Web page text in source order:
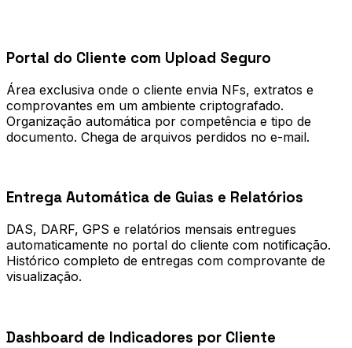
Portal do Cliente com Upload Seguro
Área exclusiva onde o cliente envia NFs, extratos e
comprovantes em um ambiente criptografado.
Organização automática por competência e tipo de
documento. Chega de arquivos perdidos no e-mail.
Entrega Automática de Guias e Relatórios
DAS, DARF, GPS e relatórios mensais entregues
automaticamente no portal do cliente com notificação.
Histórico completo de entregas com comprovante de
visualização.
Dashboard de Indicadores por Cliente